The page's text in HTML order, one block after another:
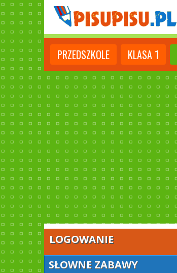
PRZEDSZKOLE KLASA 1
LOGOWANIE
SŁOWNE ZABAWY